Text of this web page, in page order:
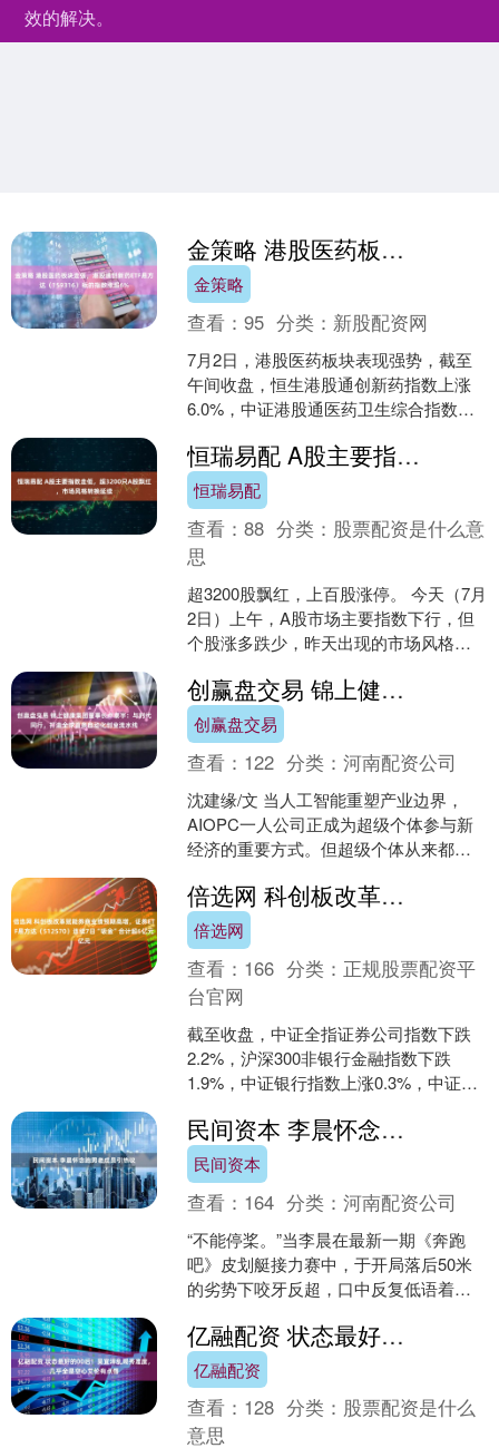
效的解决。
金策略 港股医药板块走强，港股通创新药ETF易方达（159316）标的指数涨超6%
金策略
查看：95 分类： 新股配资网
7月2日，港股医药板块表现强势，截至
午间收盘，恒生港股通创新药指数上涨
6.0%，中证港股通医药卫生综合指数上
0.8%，中证生物....
恒瑞易配 A股主要指数走低，超3200只A股飘红，市场风格转换延续
恒瑞易配
查看：88 分类： 股票配资是什么意
思
超3200股飘红，上百股涨停。 今天（7月
2日）上午，A股市场主要指数下行，但
个股涨多跌少，昨天出现的市场风格转
上午整体上行....
创赢盘交易 锦上健康集团董事长卢泰宇：与时代同行，打造全球首条自动化创业流水线
创赢盘交易
查看： 122 分类：河南配资公司
沈建缘/文 当人工智能重塑产业边界，
AIOPC一人公司正成为超级个体参与新
经济的重要方式。但超级个体从来都不
在，而是能够....
倍选网 科创板改革赋能券商业绩预期高增，证券ETF易方达（512570）连续7日“吸金”合计超6亿元
倍选网
查看： 166 分类： 正规股票配资平
台官网
截至收盘，中证全指证券公司指数下跌
2.2%，沪深300非银行金融指数下跌
1.9%，中证银行指数上涨0.3%，中证香
iFin....
民间资本 李晨怀念跑男老成员引热议
民间资本
查看： 164 分类：河南配资公司
“不能停桨。”当李晨在最新一期《奔跑
吧》皮划艇接力赛中，于开局落后50米
的劣势下咬牙反超，口中反复低语着这
十年前。那声嘶力竭的.... 亿融配资 状态最好的00后！吴宜泽乱局秀准度，几乎全是空心艾伦有点懵
亿融配资
查看： 128 分类： 股票配资是什么
意思